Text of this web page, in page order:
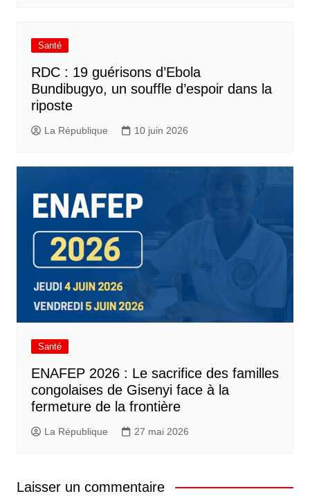
Santé
RDC : 19 guérisons d’Ebola
Bundibugyo, un souffle d’espoir dans la
riposte
La République 10 juin 2026
Santé
ENAFEP 2026 : Le sacrifice des familles
congolaises de Gisenyi face à la
fermeture de la frontière
La République 27 mai 2026
Laisser un commentaire